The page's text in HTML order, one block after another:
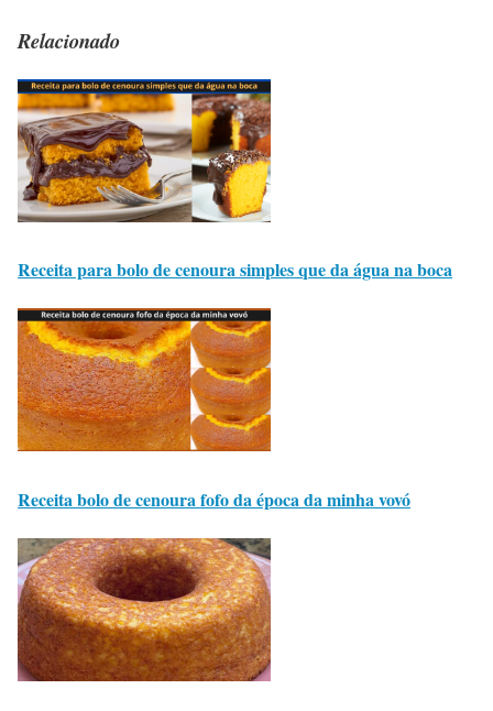
Relacionado
Receita para bolo de cenoura simples que da água na boca
Receita bolo de cenoura fofo da época da minha vovó